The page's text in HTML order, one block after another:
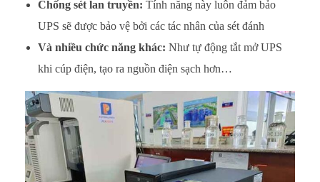
Chống sét lan truyền: Tính năng này luôn đảm bảo
UPS sẽ được bảo vệ bởi các tác nhân của sét đánh
Và nhiều chức năng khác: Như tự động tắt mở UPS
khi cúp điện, tạo ra nguồn điện sạch hơn…